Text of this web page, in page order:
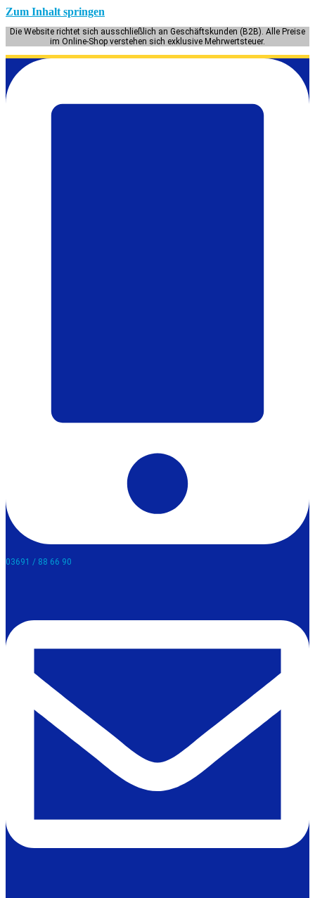
Zum Inhalt springen
Die Website richtet sich ausschließlich an Geschäftskunden (B2B). Alle Preise
im Online-Shop verstehen sich exklusive Mehrwertsteuer.
03691 / 88 66 90​